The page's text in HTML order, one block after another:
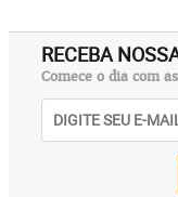
RECEBA
Comece o dia com